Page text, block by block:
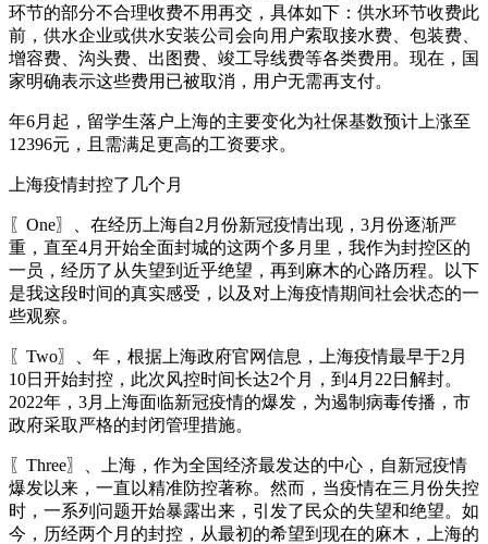
环节的部分不合理收费不用再交，具体如下：供水环节收费此
前，供水企业或供水安装公司会向用户索取接水费、包装费、
增容费、沟头费、出图费、竣工导线费等各类费用。现在，国
家明确表示这些费用已被取消，用户无需再支付。
年6月起，留学生落户上海的主要变化为社保基数预计上涨至
12396元，且需满足更高的工资要求。
上海疫情封控了几个月
〖One〗、在经历上海自2月份新冠疫情出现，3月份逐渐严
重，直至4月开始全面封城的这两个多月里，我作为封控区的
一员，经历了从失望到近乎绝望，再到麻木的心路历程。以下
是我这段时间的真实感受，以及对上海疫情期间社会状态的一
些观察。
〖Two〗、年，根据上海政府官网信息，上海疫情最早于2月
10日开始封控，此次风控时间长达2个月，到4月22日解封。
2022年，3月上海面临新冠疫情的爆发，为遏制病毒传播，市
政府采取严格的封闭管理措施。
〖Three〗、上海，作为全国经济最发达的中心，自新冠疫情
爆发以来，一直以精准防控著称。然而，当疫情在三月份失控
时，一系列问题开始暴露出来，引发了民众的失望和绝望。如
今，历经两个月的封控，从最初的希望到现在的麻木，上海的